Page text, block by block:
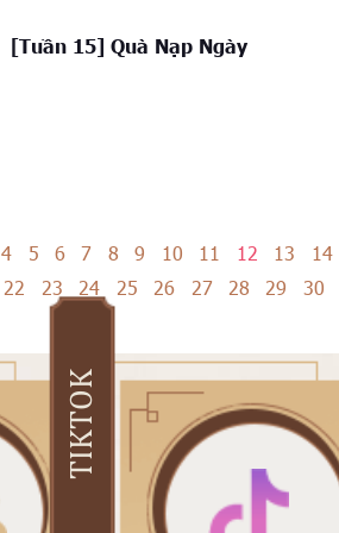
[Tuần 15] Quà Nạp Ngày
4 5 6 7 8 9 10 11 12 13 14
22 23 24 25 26 27 28 29 30
TIKTOK